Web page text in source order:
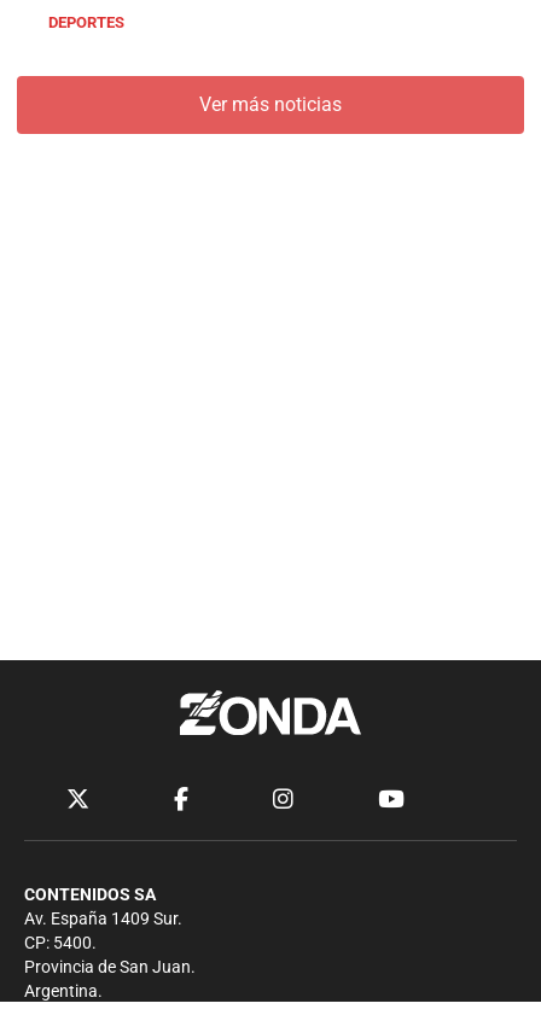
DEPORTES
Ver más noticias
CONTENIDOS SA
Av. España 1409 Sur.
CP: 5400.
Provincia de San Juan.
Argentina.